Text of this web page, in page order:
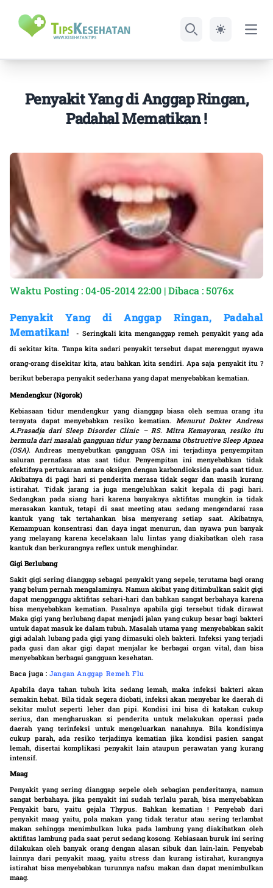
Penyakit Yang di Anggap Ringan,
Padahal Mematikan !
Waktu Posting : 04-05-2014 22:00 | Dibaca : 5076x
Penyakit Yang di Anggap Ringan, Padahal
Mematikan!
- Seringkali kita menganggap remeh penyakit yang ada
di sekitar kita. Tanpa kita sadari penyakit tersebut dapat merenggut nyawa
orang-orang disekitar kita, atau bahkan kita sendiri. Apa saja penyakit itu ?
berikut beberapa penyakit sederhana yang dapat menyebabkan kematian.
Mendengkur (Ngorok)
Kebiasaan tidur mendengkur yang dianggap biasa oleh semua orang itu
ternyata dapat menyebabkan resiko kematian. Menurut Dokter Andreas
A.Prasadja dari Sleep Disorder Clinic – RS. Mitra Kemayoran, resiko itu
bermula dari masalah gangguan tidur yang bernama Obstructive Sleep Apnea
(OSA). Andreas menyebutkan gangguan OSA ini terjadinya penyempitan
saluran pernafasa atas saat tidur. Penyempitan ini menyebabkan tidak
efektifnya pertukaran antara oksigen dengan karbondioksida pada saat tidur.
Akibatnya di pagi hari si penderita merasa tidak segar dan masih kurang
istirahat. Tidak jarang ia juga mengeluhkan sakit kepala di pagi hari.
Sedangkan pada siang hari karena banyaknya aktifitas mungkin ia tidak
merasakan kantuk, tetapi di saat meeting atau sedang mengendarai rasa
kantuk yang tak tertahankan bisa menyerang setiap saat. Akibatnya,
Kemampuan konsentrasi dan daya ingat menurun, dan nyawa pun banyak
yang melayang karena kecelakaan lalu lintas yang diakibatkan oleh rasa
kantuk dan berkurangnya reflex untuk menghindar.
Gigi Berlubang
Sakit gigi sering dianggap sebagai penyakit yang sepele, terutama bagi orang
yang belum pernah mengalaminya. Namun akibat yang ditimbulkan sakit gigi
dapat mengganggu aktifitas sehari-hari dan bahkan sangat berbahaya karena
bisa menyebabkan kematian. Pasalnya apabila gigi tersebut tidak dirawat
Maka gigi yang berlubang dapat menjadi jalan yang cukup besar bagi bakteri
untuk dapat masuk ke dalam tubuh. Masalah utama yang menyebabkan sakit
gigi adalah lubang pada gigi yang dimasuki oleh bakteri. Infeksi yang terjadi
pada gusi dan akar gigi dapat menjalar ke berbagai organ vital, dan bisa
menyebabkan berbagai gangguan kesehatan.
Baca juga :Jangan Anggap Remeh Flu
Apabila daya tahan tubuh kita sedang lemah, maka infeksi bakteri akan
semakin hebat. Bila tidak segera diobati, infeksi akan menyebar ke daerah di
sekitar mulut seperti leher dan pipi. Kondisi ini bisa di katakan cukup
serius, dan mengharuskan si penderita untuk melakukan operasi pada
daerah yang terinfeksi untuk mengeluarkan nanahnya. Bila kondisinya
cukup parah, ada resiko terjadinya kematian jika kondisi pasien sangat
lemah, disertai komplikasi penyakit lain ataupun perawatan yang kurang
intensif.
Maag
Penyakit yang sering dianggap sepele oleh sebagian penderitanya, namun
sangat berbahaya. jika penyakit ini sudah terlalu parah, bisa menyebabkan
Penyakit baru, yaitu gejala Thypus. Bahkan kematian ! Penyebab dari
penyakit maag yaitu, pola makan yang tidak teratur atau sering terlambat
makan sehingga menimbulkan luka pada lambung yang diakibatkan oleh
aktifitas lambung pada saat perut sedang kosong. Kebiasaan buruk ini sering
dilakukan oleh banyak orang dengan alasan sibuk dan lain-lain. Penyebab
lainnya dari penyakit maag, yaitu stress dan kurang istirahat, kurangnya
istirahat bisa menyebabkan turunnya nafsu makan dan dapat menimbulkan
maag.